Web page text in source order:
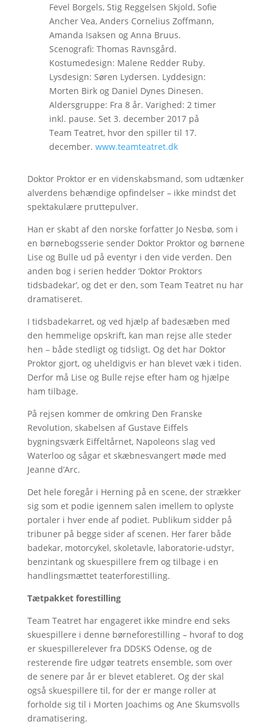
Fevel Borgels, Stig Reggelsen Skjold, Sofie
Ancher Vea, Anders Cornelius Zoffmann,
Amanda Isaksen og Anna Bruus.
Scenografi: Thomas Ravnsgård.
Kostumedesign: Malene Redder Ruby.
Lysdesign: Søren Lydersen. Lyddesign:
Morten Birk og Daniel Dynes Dinesen.
Aldersgruppe: Fra 8 år. Varighed: 2 timer
inkl. pause. Set 3. december 2017 på
Team Teatret, hvor den spiller til 17.
december. www.teamteatret.dk
Doktor Proktor er en videnskabsmand, som udtænker
alverdens behændige opfindelser – ikke mindst det
spektakulære pruttepulver.
Han er skabt af den norske forfatter Jo Nesbø, som i
en børnebogsserie sender Doktor Proktor og børnene
Lise og Bulle ud på eventyr i den vide verden. Den
anden bog i serien hedder ’Doktor Proktors
tidsbadekar’, og det er den, som Team Teatret nu har
dramatiseret.
I tidsbadekarret, og ved hjælp af badesæben med
den hemmelige opskrift, kan man rejse alle steder
hen – både stedligt og tidsligt. Og det har Doktor
Proktor gjort, og uheldigvis er han blevet væk i tiden.
Derfor må Lise og Bulle rejse efter ham og hjælpe
ham tilbage.
På rejsen kommer de omkring Den Franske
Revolution, skabelsen af Gustave Eiffels
bygningsværk Eiffeltårnet, Napoleons slag ved
Waterloo og sågar et skæbnesvangert møde med
Jeanne d’Arc.
Det hele foregår i Herning på en scene, der strækker
sig som et podie igennem salen imellem to oplyste
portaler i hver ende af podiet. Publikum sidder på
tribuner på begge sider af scenen. Her farer både
badekar, motorcykel, skoletavle, laboratorie-udstyr,
benzintank og skuespillere frem og tilbage i en
handlingsmættet teaterforestilling.
Tætpakket forestilling
Team Teatret har engageret ikke mindre end seks
skuespillere i denne børneforestilling – hvoraf to dog
er skuespillerelever fra DDSKS Odense, og de
resterende fire udgør teatrets ensemble, som over
de senere par år er blevet etableret. Og der skal
også skuespillere til, for der er mange roller at
forholde sig til i Morten Joachims og Ane Skumsvolls
dramatisering.